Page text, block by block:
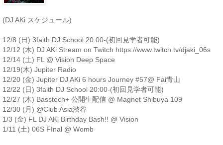
(DJ AKi スケジュール)
12/8 (日) 3faith DJ School 20:00-(初回見学者可能)
12/12 (木) DJ AKi Stream on Twitch https://www.twitch.tv/djaki_06s
12/14 (土) FL @ Vision Deep Space
12/19(木) Jupiter Radio
12/20 (金) Jupiter DJ AKi 6 hours Journey #57@ Fai青山
12/22 (日) 3faith DJ School 20:00-(初回見学者可能)
12/27 (木) Basstech+ 公開生配信 @ Magnet Shibuya 109
12/30 (月) @Club Asia渋谷
1/3 (金) FL DJ AKi Birthday Bash!! @ Vision
1/11 (土) 06S FInal @ Womb